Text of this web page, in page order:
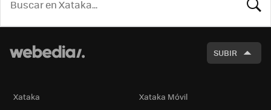
SUBIR
Xataka
Xataka Móvil